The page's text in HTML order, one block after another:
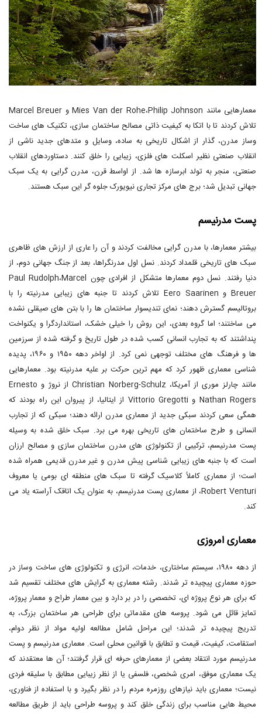
معمارهایی مانند Mies Van der Rohe،Philip Johnson و Marcel Breuer
تلاش کردند تا با اتکا به کیفیت ذاتی مصالح ساختمان سازی، تکنیک های ساخت
وساز مدرن، گذار از اشکال تاریخی به ساده، وسایل و متدهای جدید ناشی از
انقلاب صنعتی نظیر اسکلت های فلزی، زیبایی را خلق کنند. دستاوردهای انقلاب
صنعتی، منجر به تولد ابرسازه ها شد. از اواسط قرن، مدرن گرایی به یک سبک
جهانی تبدیل شد؛ برج های مرکز تجاری نیویورک جلوه گر این سبک هستند.
پست مدرنیسم
بیشتر معمارها، با مدرن گرایی مخالفت کردند و آن را عاری از ارزش های ظاهری
سبک های تاریخی قلمداد کردند. نسل اول مدرن­گراها، بعد از جنگ جهانی دوم، از
دنیا رفتند. نسل دوم معمارها متشکل از افرادی چون Paul Rudolph،Marcel
Breuer و Eero Saarinen تلاش کردند تا جنبه های زیبایی مدرنیته را با
بروتالیسم گسترش دهند؛ نمای تندیسوار ساختمان ها را با بتن های صیقلی نشده
می ساختند؛ اما گروه بعدی، این روش را خیلی خشک، استانداردگرا و یکنواخت
پنداشتند که به تجارب انسانی کسب شده در طول تاریخ و گرفته شده از سرزمین
ها و فرهنگ های مختلف توجهی نمی کرد. از اواخر دهه ۱۹۵۰ و ۱۹۶۰، پدیده
شناسی معماری ظهور کرد که مهم ترین حرکت بر علیه مدرنیته بود. معمارهایی
مانند چارلز موری از آمریکا، Christian Norberg-Schulz از نروژ و Ernesto
Nathan Rogers و Vittorio Gregotti از ایتالیا، از پیروان این راه بودند که
همگی سعی کردند سبکی جدید از معماری مدرن ارائه دهند؛ سبکی که از تجارب
انسانی و طرح ساختمان های تاریخی بهره می برد. سبک خلق شده به وسیله
پست مدرنیسم، ترکیبی از تکنولوژی های مدرن ساختمان سازی و مصالح ارزان
است که با جنبه های زیبایی شناسی پیش مدرن و غیر مدرن قدیمی همراه شده
است؛ از معماری کاملاً کلاسیک گرفته تا سبک های منطقه ای بومی یا معروف
Robert Venturi، از معماری پست مدرنیسم، به عنوان یک اتاقک آراسته یاد می
کند.
معماری امروزی
از دهه ۱۹۸۰، سیستم ساختاری، خدمات، انرژی و تکنولوژی های ساخت وساز در
حوزه معماری پیچیده تر شدند. رشته معماری به گرایش ­های مختلف تقسیم شد
که برای هر نوع پروژه ای، تخصصی را در بر دارد و بین معمار طراح و معمار پروژه،
تمایز قائل می­ شود. پروسه های مقدماتی برای طراحی هر ساختمان بزرگ، به
تدریج پیچیده تر شدند؛ این مراحل شامل مطالعه اولیه مواد از نظر دوام،
استقامت، کیفیت، قیمت و تطابق با قوانین محلی است. معماری مدرنیسم و پست
مدرنیسم مورد انتقاد بعضی از معمارهای حرفه ای قرار گرفتند؛ آن ها معتقدند که
یک معماری موفق، امری شخصی، فلسفی یا از نظر زیبایی مطابق با سلیقه فردی
نیست؛ معماری باید نیازهای روزمره مردم را در نظر بگیرد و با استفاده از فناوری،
محیط هایی مناسب برای زندگی خلق کند و پروسه طراحی باید از طریق مطالعه